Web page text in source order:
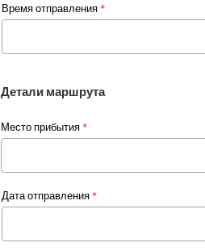
Время отправления *
Детали маршрута
Место прибытия *
Дата отправления *